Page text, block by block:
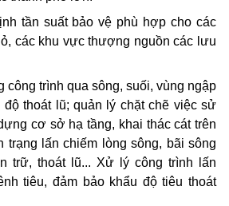
tần suất bảo vệ phù hợp cho các
các khu vực thượng nguồn các lưu
công trình qua sông, suối, vùng ngập
độ thoát lũ; quản lý chặt chẽ việc sử
cơ sở hạ tầng, khai thác cát trên
trạng lấn chiếm lòng sông, bãi sông
trữ, thoát lũ... Xử lý công trình lấn
tiêu, đảm bảo khẩu độ tiêu thoát